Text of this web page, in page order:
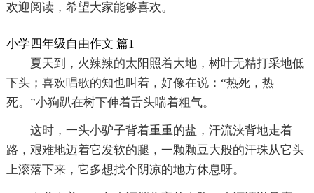
欢迎阅读，希望大家能够喜欢。
小学四年级自由作文 篇1
夏天到，火辣辣的太阳照着大地，树叶无精打采地低
下头；喜欢唱歌的知也叫着，好像在说：“热死，热
死。”小狗趴在树下伸着舌头喘着粗气。
这时，一头小驴子背着重重的盐，汗流浃背地走着
路，艰难地迈着它发软的腿，一颗颗豆大般的汗珠从它头
上滚落下来，它多想找个阴凉的地方休息呀。